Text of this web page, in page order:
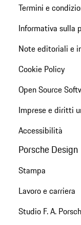
Termini e
Informativa sulla
Note editoriali e
Cookie Policy
Open Source
Imprese e diritti
Accessibilità
Porsche Design
Stampa
Lavoro e carriera
Studio F. A.